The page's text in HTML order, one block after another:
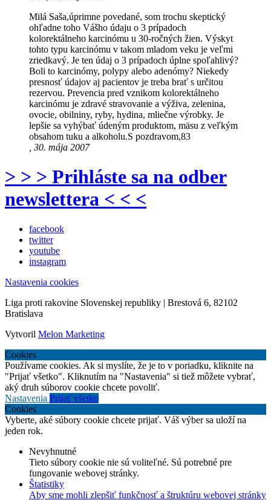
Milá Saša,úprimne povedané, som trochu skeptický
ohľadne toho Vášho údaju o 3 prípadoch
kolorektálneho karcinómu u 30-ročných žien. Výskyt
tohto typu karcinómu v takom mladom veku je veľmi
zriedkavý. Je ten údaj o 3 prípadoch úplne spoľahlivý?
Boli to karcinómy, polypy alebo adenómy? Niekedy
presnosť údajov aj pacientov je treba brať s určitou
rezervou. Prevencia pred vznikom kolorektálneho
karcinómu je zdravé stravovanie a výživa, zelenina,
ovocie, obilniny, ryby, hydina, mliečne výrobky. Je
lepšie sa vyhýbať údeným produktom, mäsu z veľkým
obsahom tuku a alkoholu.S pozdravom,83
, 30. mája 2007
> > > Prihláste sa na odber
newslettera < < <
facebook
twitter
youtube
instagram
Nastavenia cookies
Liga proti rakovine Slovenskej republiky | Brestová 6, 82102
Bratislava
Vytvoril Melon Marketing
Cookies
Používame cookies. Ak si myslíte, že je to v poriadku, kliknite na
"Prijať všetko". Kliknutím na "Nastavenia" si tiež môžete vybrať,
aký druh súborov cookie chcete povoliť.
Nastavenia Prijať všetko
Cookies
Vyberte, aké súbory cookie chcete prijať. Váš výber sa uloží na
jeden rok.
Nevyhnutné
Tieto súbory cookie nie sú voliteľné. Sú potrebné pre
fungovanie webovej stránky.
Štatistiky
Aby sme mohli zlepšiť funkčnosť a štruktúru webovej stránky